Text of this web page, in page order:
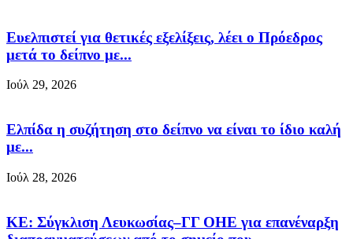
Ευελπιστεί για θετικές εξελίξεις, λέει ο Πρόεδρος
μετά το δείπνο με...
Ιούλ 29, 2026
Ελπίδα η συζήτηση στο δείπνο να είναι το ίδιο καλή
με...
Ιούλ 28, 2026
ΚΕ: Σύγκλιση Λευκωσίας–ΓΓ ΟΗΕ για επανέναρξη